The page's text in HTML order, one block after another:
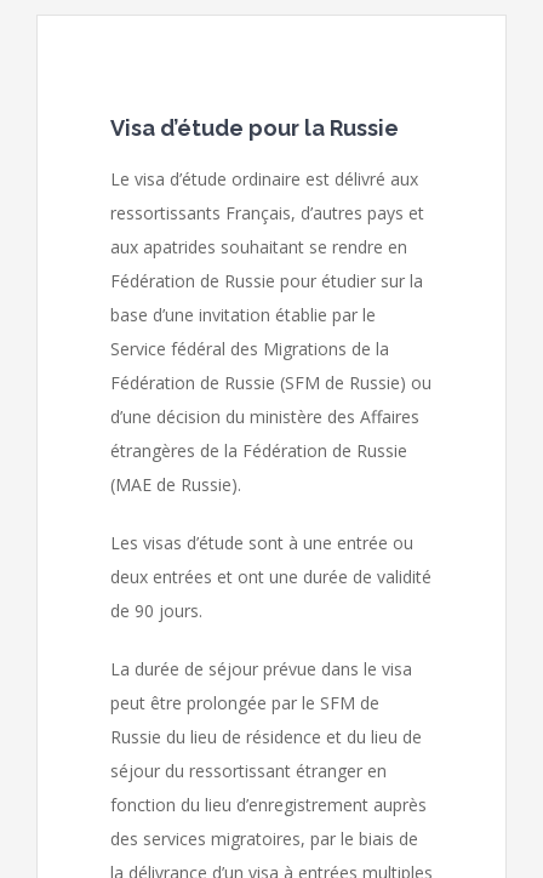
Visa d’étude pour la Russie
Le visa d’étude ordinaire est délivré aux
ressortissants Français, d’autres pays et
aux apatrides souhaitant se rendre en
Fédération de Russie pour étudier sur la
base d’une invitation établie par le
Service fédéral des Migrations de la
Fédération de Russie (SFM de Russie) ou
d’une décision du ministère des Affaires
étrangères de la Fédération de Russie
(MAE de Russie).
Les visas d’étude sont à une entrée ou
deux entrées et ont une durée de validité
de 90 jours.
La durée de séjour prévue dans le visa
peut être prolongée par le SFM de
Russie du lieu de résidence et du lieu de
séjour du ressortissant étranger en
fonction du lieu d’enregistrement auprès
des services migratoires, par le biais de
la délivrance d’un visa à entrées multiples